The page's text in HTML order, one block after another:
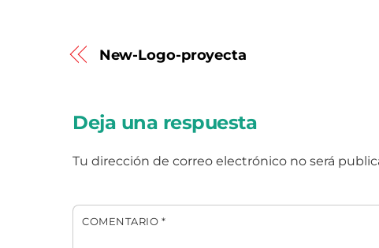
New-Logo-proyecta
Deja una respuesta
Tu dirección de correo electrónico no será
COMENTARIO *